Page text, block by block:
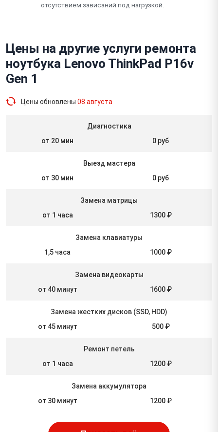
отсутствием зависаний под нагрузкой.
Цены на другие услуги ремонта
ноутбука Lenovo ThinkPad P16v
Gen 1
Цены обновлены 08 августа
Диагностика
от 20 мин
0 руб
Выезд мастера
от 30 мин
0 руб
Замена матрицы
от 1 часа
1300 ₽
Замена клавиатуры
1,5 часа
1000 ₽
Замена видеокарты
от 40 минут
1600 ₽
Замена жестких дисков (SSD, HDD)
от 45 минут
500 ₽
Ремонт петель
от 1 часа
1200 ₽
Замена аккумулятора
от 30 минут
1200 ₽